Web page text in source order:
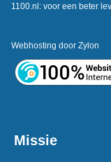
1100.nl: voor een beter
Webhosting door Zylon
Missie